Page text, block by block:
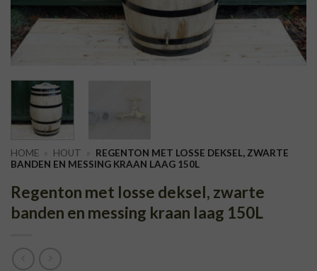
HOME » HOUT » REGENTON MET LOSSE DEKSEL, ZWARTE
BANDEN EN MESSING KRAAN LAAG 150L
Regenton met losse deksel, zwarte
banden en messing kraan laag 150L